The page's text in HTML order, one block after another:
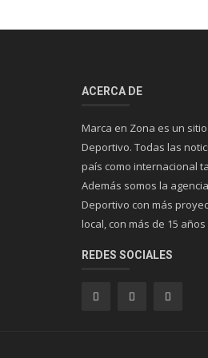
ACERCA DE
Marca en Zona es un
Deportivo. Todas las
país como internacional
Además somos la
Deportivo con más
local, con más de 15
REDES SOCIALES